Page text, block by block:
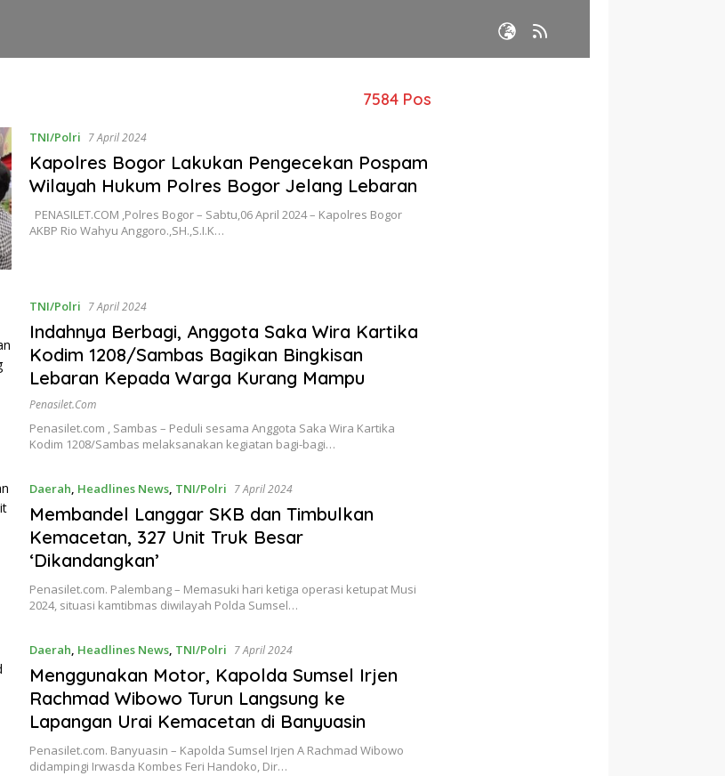
7584 Pos
TNI/Polri 7 April 2024
Kapolres Bogor Lakukan Pengecekan Pospam
Wilayah Hukum Polres Bogor Jelang Lebaran
PENASILET.COM ,Polres Bogor – Sabtu,06 April 2024 – Kapolres Bogor
AKBP Rio Wahyu Anggoro.,SH.,S.I.K…
TNI/Polri 7 April 2024
Indahnya Berbagi, Anggota Saka Wira Kartika
Kodim 1208/Sambas Bagikan Bingkisan
Lebaran Kepada Warga Kurang Mampu
Penasilet.com
Penasilet.com , Sambas – Peduli sesama Anggota Saka Wira Kartika
Kodim 1208/Sambas melaksanakan kegiatan bagi-bagi…
Daerah, Headlines News, TNI/Polri 7 April 2024
Membandel Langgar SKB dan Timbulkan
Kemacetan, 327 Unit Truk Besar
‘Dikandangkan’
Penasilet.com. Palembang – Memasuki hari ketiga operasi ketupat Musi
2024, situasi kamtibmas diwilayah Polda Sumsel…
Daerah, Headlines News, TNI/Polri 7 April 2024
Menggunakan Motor, Kapolda Sumsel Irjen
Rachmad Wibowo Turun Langsung ke
Lapangan Urai Kemacetan di Banyuasin
Penasilet.com. Banyuasin – Kapolda Sumsel Irjen A Rachmad Wibowo
didampingi Irwasda Kombes Feri Handoko, Dir…